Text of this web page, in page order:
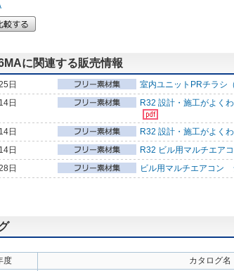
に関連する販売情報
日
室内ユニットPRチラシ
日
R32 設計・施工がよく
日
R32 設計・施工がよく
日
R32 ビル用マルチエア
日
ビル用マルチエアコン
度 カタログ名